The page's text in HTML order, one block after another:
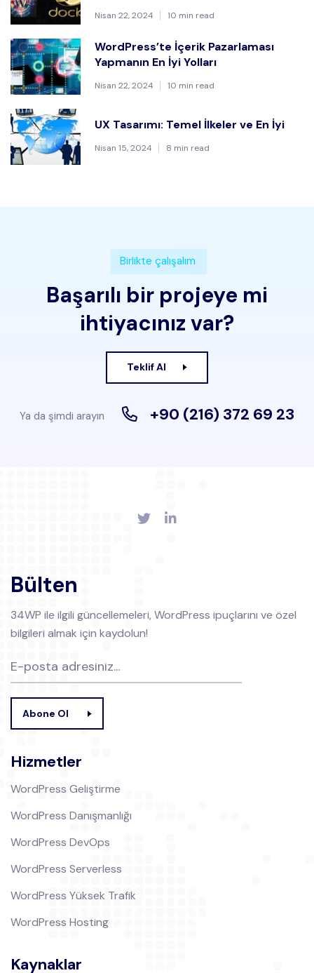
Nisan 22, 2024 10 min read
WordPress’te İçerik Pazarlaması
Yapmanın En İyi Yolları
Nisan 22, 2024 10 min read
UX Tasarımı: Temel İlkeler ve En İyi
Nisan 15, 2024 8 min read
Birlikte çalışalım
Başarılı bir projeye mi
ihtiyacınız var?
Teklif Al
Ya da şimdi arayın +90 (216) 372 69 23
Bülten
34WP ile ilgili güncellemeleri, WordPress ipuçlarını ve özel
bilgileri almak için kaydolun!
Abone Ol
Hizmetler
WordPress Geliştirme
WordPress Danışmanlığı
WordPress DevOps
WordPress Serverless
WordPress Yüksek Trafik
WordPress Hosting
Kaynaklar